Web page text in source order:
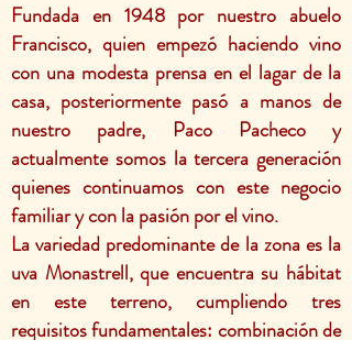
Fundada en 1948 por nuestro abuelo
Francisco, quien empezó haciendo vino
con una modesta prensa en el lagar de la
casa, posteriormente pasó a manos de
nuestro padre, Paco Pacheco y
actualmente somos la tercera generación
quienes continuamos con este negocio
familiar y con la pasión por el vino.
La variedad predominante de la zona es la
uva Monastrell, que encuentra su hábitat
en este terreno, cumpliendo tres
requisitos fundamentales: combinación de